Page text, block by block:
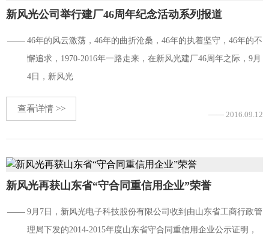
新风光公司举行建厂46周年纪念活动系列报道
46年的风云激荡，46年的曲折沧桑，46年的执着坚守，46年的不
懈追求，1970-2016年一路走来，在新风光建厂46周年之际，9月
4日，新风光
查看详情 >>
—— 2016.09.12
新风光再获山东省“守合同重信用企业”荣誉
9月7日，新风光电子科技股份有限公司收到由山东省工商行政管
理局下发的2014-2015年度山东省守合同重信用企业公示证明，